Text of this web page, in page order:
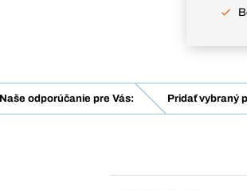
Naše odporúčanie pre Vás: Pridať vybraný